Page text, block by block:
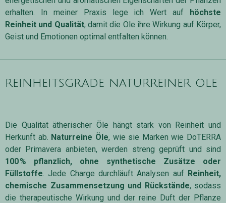
erhalten. In meiner Praxis lege ich Wert auf höchste
Reinheit und Qualität, damit die Öle ihre Wirkung auf Körper,
Geist und Emotionen optimal entfalten können.
reinheitsgrade naturreiner öle
Die Qualität ätherischer Öle hängt stark von Reinheit und
Herkunft ab. Naturreine Öle, wie sie Marken wie DoTERRA
oder Primavera anbieten, werden streng geprüft und sind
100 % pflanzlich, ohne synthetische Zusätze oder
Füllstoffe . Jede Charge durchläuft Analysen auf Reinheit,
chemische Zusammensetzung und Rückstände, sodass
die therapeutische Wirkung und der reine Duft der Pflanze